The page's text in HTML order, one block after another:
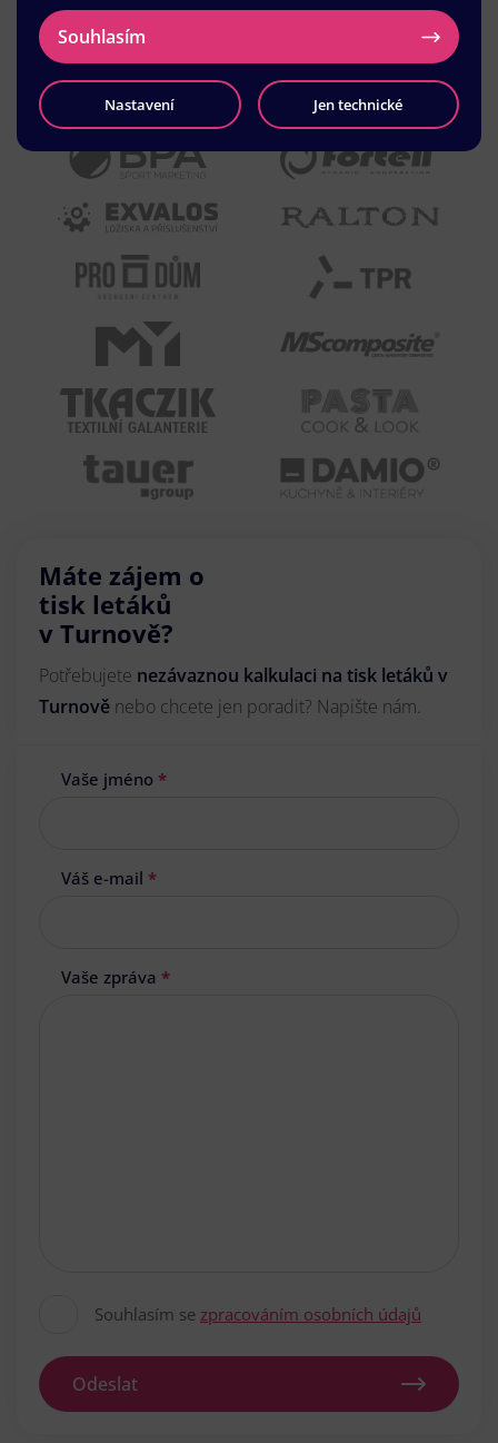
Máte zájem o
tisk letáků
v Turnově?
Potřebujete nezávaznou kalkulaci na tisk letáků v
Turnově nebo chcete jen poradit? Napište nám.
Vaše jméno *
Váš e-mail *
Vaše zpráva *
Souhlasím se zpracováním osobních údajů
Odeslat
Souhlasím
Nastavení Jen technické